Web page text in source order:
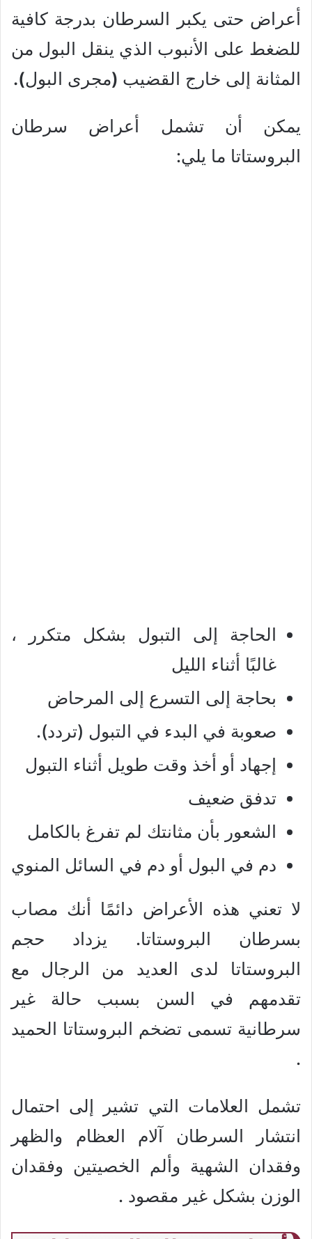
أعراض حتى يكبر السرطان بدرجة كافية
للضغط على الأنبوب الذي ينقل البول من
المثانة إلى خارج القضيب (مجرى البول).
يمكن أن تشمل أعراض سرطان
البروستاتا ما يلي:
الحاجة إلى التبول بشكل متكرر ،
غالبًا أثناء الليل
بحاجة إلى التسرع إلى المرحاض
صعوبة في البدء في التبول (تردد).
إجهاد أو أخذ وقت طويل أثناء التبول
تدفق ضعيف
الشعور بأن مثانتك لم تفرغ بالكامل
دم في البول أو دم في السائل المنوي
لا تعني هذه الأعراض دائمًا أنك مصاب
بسرطان البروستاتا. يزداد حجم
البروستاتا لدى العديد من الرجال مع
تقدمهم في السن بسبب حالة غير
سرطانية تسمى تضخم البروستاتا الحميد
.
تشمل العلامات التي تشير إلى احتمال
انتشار السرطان آلام العظام والظهر
وفقدان الشهية وألم الخصيتين وفقدان
الوزن بشكل غير مقصود .